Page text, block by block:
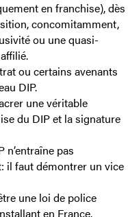
en franchise), dès
concomitamment,
ou une quasi-
ou certains avenants
DIP.
une véritable
du DIP et la signature
pas
il faut démontrer un vice
une loi de police
en France.